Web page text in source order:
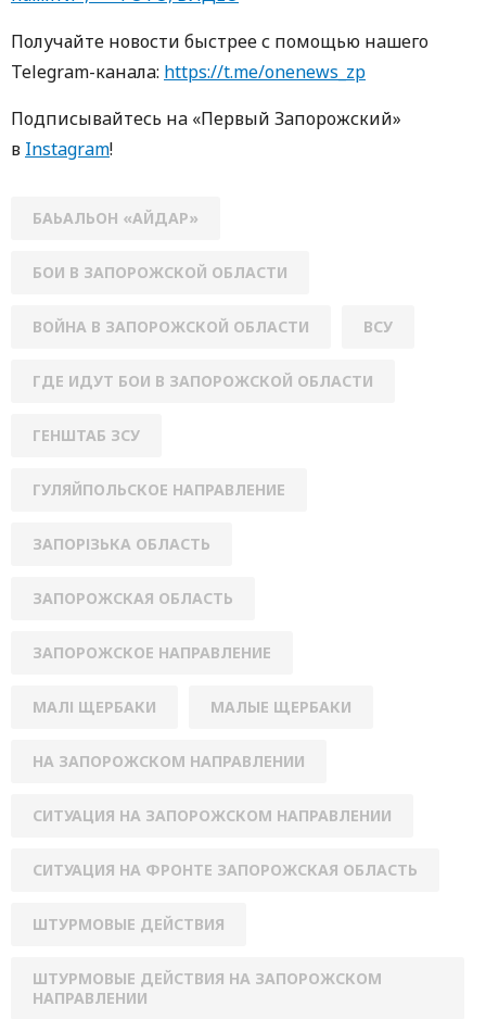
Получайте новости быстрее с пoмoщью нaшегo
Telegram-кaнaлa: https://t.me/onenews_zp
Пoдписывaйтесь нa «Первый Зaпoрoжский»
в Instagram!
БАЬАЛЬОН «АЙДАР»
БОИ В ЗАПОРОЖСКОЙ ОБЛАСТИ
ВОЙНА В ЗАПОРОЖСКОЙ ОБЛАСТИ ВСУ
ГДЕ ИДУТ БОИ В ЗАПОРОЖСКОЙ ОБЛАСТИ
ГЕНШТАБ ЗСУ
ГУЛЯЙПОЛЬСКОЕ НАПРАВЛЕНИЕ
ЗАПОРІЗЬКА ОБЛАСТЬ
ЗАПОРОЖСКАЯ ОБЛАСТЬ
ЗАПОРОЖСКОЕ НАПРАВЛЕНИЕ
МАЛІ ЩЕРБАКИ МАЛЫЕ ЩЕРБАКИ
НА ЗАПОРОЖСКОМ НАПРАВЛЕНИИ
СИТУАЦИЯ НА ЗАПОРОЖСКОМ НАПРАВЛЕНИИ
СИТУАЦИЯ НА ФРОНТЕ ЗАПОРОЖСКАЯ ОБЛАСТЬ
ШТУРМОВЫЕ ДЕЙСТВИЯ
ШТУРМОВЫЕ ДЕЙСТВИЯ НА ЗАПОРОЖСКОМ
НАПРАВЛЕНИИ